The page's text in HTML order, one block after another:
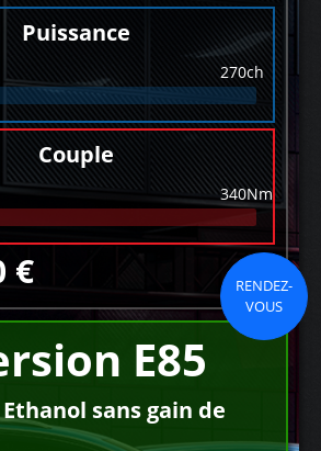
Puissance
270ch
Couple
340Nm
€
RENDEZ-
VOUS
E85
sans gain de